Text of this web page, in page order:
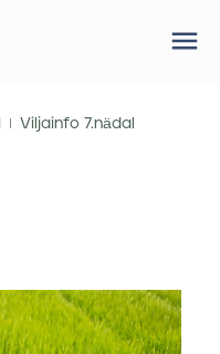
Viljainfo 7.nädal